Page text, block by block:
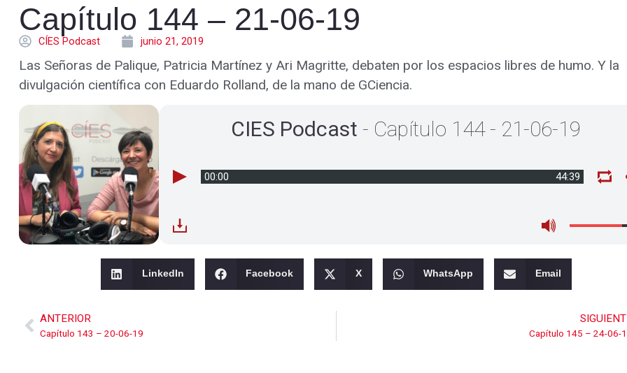
Capítulo 144 – 21-06-19
CÍES Podcast junio 21, 2019
Las Señoras de Palique, Patricia Martínez y Ari Magritte, debaten por los espacios libres de humo. Y la
divulgación científica con Eduardo Rolland, de la mano de GCiencia.
CIES Podcast - Capítulo 144 - 21-06-19
00:00 44:39
LinkedIn Facebook X WhatsApp Email
ANTERIOR
Capítulo 143 – 20-06-19 Capítulo 145 – 24-06-